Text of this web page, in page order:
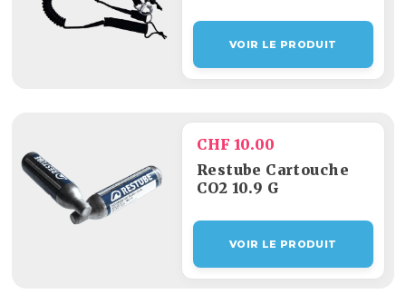
VOIR LE PRODUIT
CHF 10.00
Restube Cartouche
CO2 10.9 G
VOIR LE PRODUIT